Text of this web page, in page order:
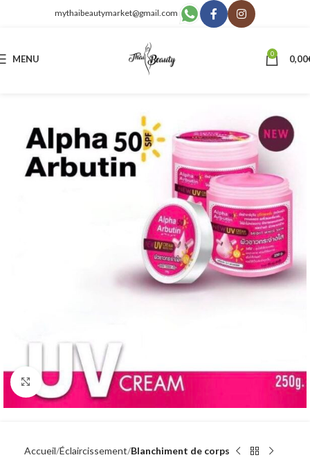
mythaibeautymarket@gmail.com
MENU 0 0,00
Click to enlarge
Accueil Éclaircissement Blanchiment de corps